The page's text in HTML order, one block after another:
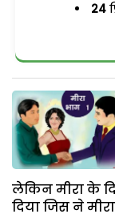
24
लेकिन मीरा के
दिया जिस ने